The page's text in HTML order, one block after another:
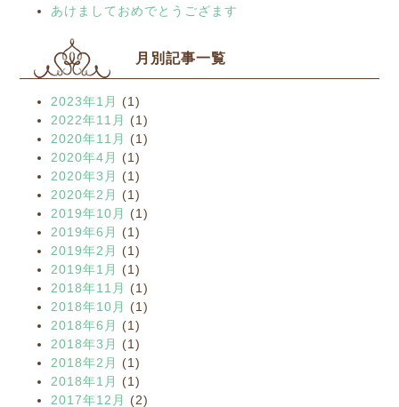
あけましておめでとうござます
月別記事一覧
2023年1月
(1)
2022年11月
(1)
2020年11月
(1)
2020年4月
(1)
2020年3月
(1)
2020年2月
(1)
2019年10月
(1)
2019年6月
(1)
2019年2月
(1)
2019年1月
(1)
2018年11月
(1)
2018年10月
(1)
2018年6月
(1)
2018年3月
(1)
2018年2月
(1)
2018年1月
(1)
2017年12月
(2)